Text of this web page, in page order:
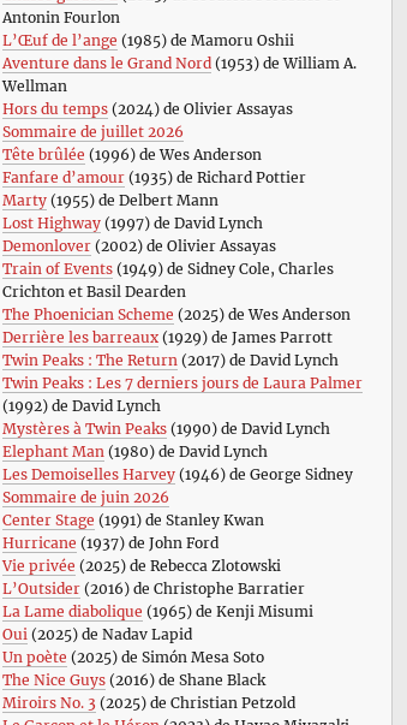
Antonin Fourlon
L’Œuf de l’ange (1985) de Mamoru Oshii
Aventure dans le Grand Nord(1953) de William A.
Wellman
Hors du temps(2024) de Olivier Assayas
Sommaire de juillet 2026
Tête brûlée (1996) de Wes Anderson
Fanfare d’amour(1935) de Richard Pottier
Marty(1955) de Delbert Mann
Lost Highway(1997) de David Lynch
Demonlover(2002) de Olivier Assayas
Train of Events(1949) de Sidney Cole, Charles
Crichton et Basil Dearden
The Phoenician Scheme (2025) de Wes Anderson
Derrière les barreaux(1929) de James Parrott
Twin Peaks : The Return(2017) de David Lynch
Twin Peaks : Les 7 derniers jours de Laura Palmer
(1992) de David Lynch
Mystères à Twin Peaks(1990) de David Lynch
Elephant Man(1980) de David Lynch
Les Demoiselles Harvey(1946) de George Sidney
Sommaire de juin 2026
Center Stage (1991) de Stanley Kwan
Hurricane (1937) de John Ford
Vie privée (2025) de Rebecca Zlotowski
L’Outsider(2016) de Christophe Barratier
La Lame diabolique (1965) de Kenji Misumi
Oui(2025) de Nadav Lapid
Un poète (2025) de Simón Mesa Soto
The Nice Guys(2016) de Shane Black
Miroirs No. 3 (2025) de Christian Petzold